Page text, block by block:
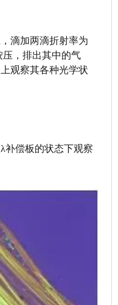
滴加两滴折射率为
压，排出其中的气
观察其各种光学状
补偿板的状态下观察